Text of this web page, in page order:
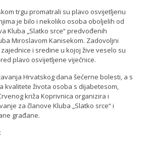
trgu promatrali su plavo osvijetljenu
je bilo i nekoliko osoba oboljelih od
Kluba „Slatko srce“ predvođenih
Miroslavom Kanisekom. Zadovoljni
i sredine u kojoj žive veselo su
plavo osvijetljene vijećnice.
Hrvatskog dana šećerne bolesti, a s
kvalitete života osoba s dijabetesom,
križa Koprivnica organizira i
za članove Kluba „Slatko srce“ i
građane.